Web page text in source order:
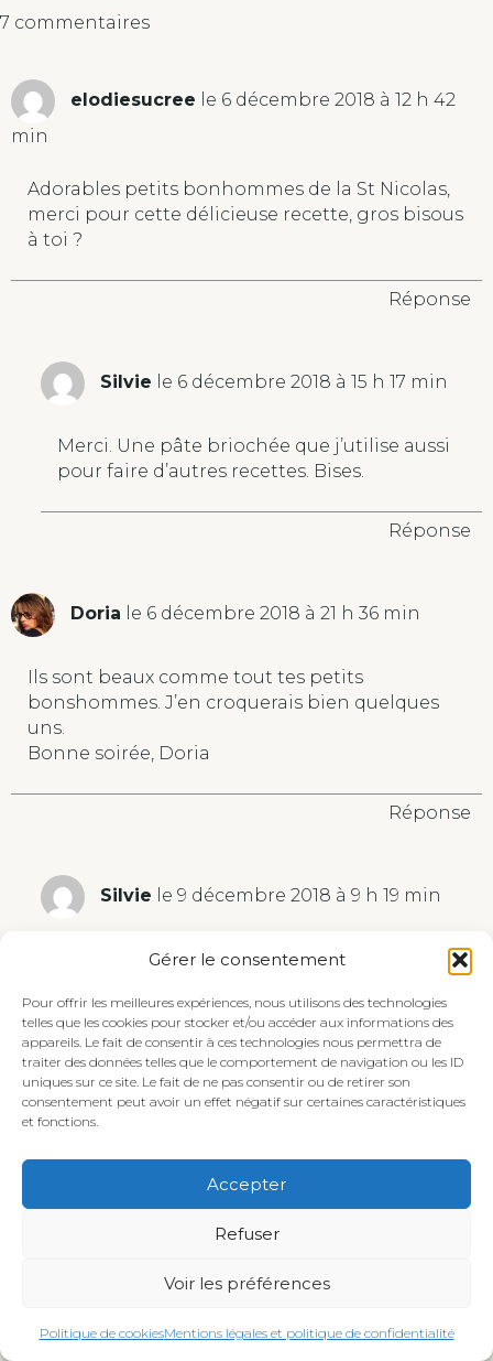
Gérer le consentement
Pour offrir les meilleures expériences, nous utilisons des technologies
telles que les cookies pour stocker et/ou accéder aux informations des
appareils. Le fait de consentir à ces technologies nous permettra de
traiter des données telles que le comportement de navigation ou les ID
uniques sur ce site. Le fait de ne pas consentir ou de retirer son
consentement peut avoir un effet négatif sur certaines caractéristiques
et fonctions.
Accepter
Refuser
Voir les préférences
Politique de cookiesMentions légales et politique de confidentialité
7 commentaires
elodiesucree le 6 décembre 2018 à 12 h 42
min
Adorables petits bonhommes de la St Nicolas,
merci pour cette délicieuse recette, gros bisous
à toi ?
Réponse
Silvie le 6 décembre 2018 à 15 h 17 min
Merci. Une pâte briochée que j’utilise aussi
pour faire d’autres recettes. Bises.
Réponse
Doria le 6 décembre 2018 à 21 h 36 min
Ils sont beaux comme tout tes petits
bonshommes. J’en croquerais bien quelques
uns.
Bonne soirée, Doria
Réponse
Silvie le 9 décembre 2018 à 9 h 19 min
Merci Doria. Faciles à faire et surtout un
dimanche.
Réponse
Hummmm!!! J imagine la bonne odeur dans la
cuisine, ; Bonne journée, bises !
l